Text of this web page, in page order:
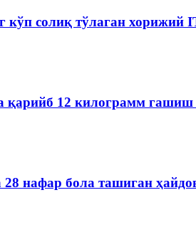
кўп солиқ тўлаган хорижий
қарийб 12 килограмм гашиш
нафар бола ташиган